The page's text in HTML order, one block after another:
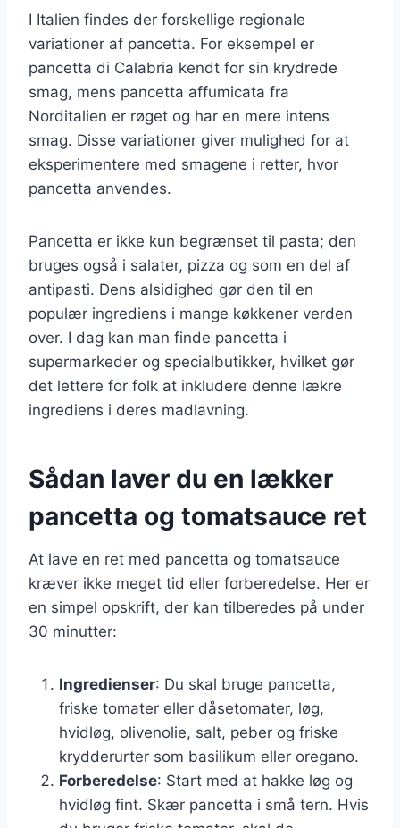
I Italien findes der forskellige regionale
variationer af pancetta. For eksempel er
pancetta di Calabria kendt for sin krydrede
smag, mens pancetta affumicata fra
Norditalien er røget og har en mere intens
smag. Disse variationer giver mulighed for at
eksperimentere med smagene i retter, hvor
pancetta anvendes.
Pancetta er ikke kun begrænset til pasta; den
bruges også i salater, pizza og som en del af
antipasti. Dens alsidighed gør den til en
populær ingrediens i mange køkkener verden
over. I dag kan man finde pancetta i
supermarkeder og specialbutikker, hvilket gør
det lettere for folk at inkludere denne lækre
ingrediens i deres madlavning.
Sådan laver du en lækker
pancetta og tomatsauce ret
At lave en ret med pancetta og tomatsauce
kræver ikke meget tid eller forberedelse. Her er
en simpel opskrift, der kan tilberedes på under
30 minutter:
Ingredienser: Du skal bruge pancetta,
friske tomater eller dåsetomater, løg,
hvidløg, olivenolie, salt, peber og friske
krydderurter som basilikum eller oregano.
Forberedelse: Start med at hakke løg og
hvidløg fint. Skær pancetta i små tern. Hvis